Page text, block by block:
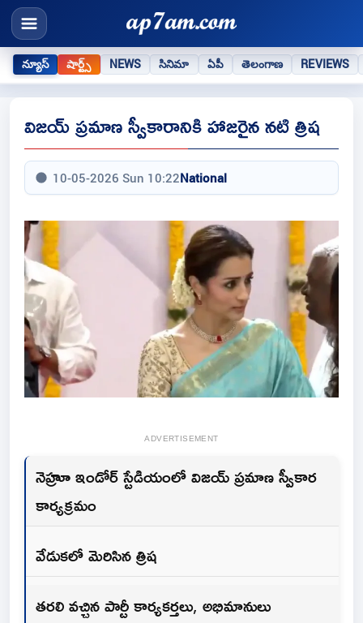
న్యూస్ షార్ట్స్ NEWS సినిమా ఏపీ తెలంగాణ REVIEWS
విజయ్ ప్రమాణ స్వీకారానికి హాజరైన నటి త్రిష
10-05-2026 Sun 10:22National
ADVERTISEMENT
నెహ్రూ ఇండోర్ స్టేడియంలో విజయ్ ప్రమాణ స్వీకార
కార్యక్రమం
వేడుకలో మెరిసిన త్రిష
తరలి వచ్చిన పార్టీ కార్యకర్తలు, అభిమానులు